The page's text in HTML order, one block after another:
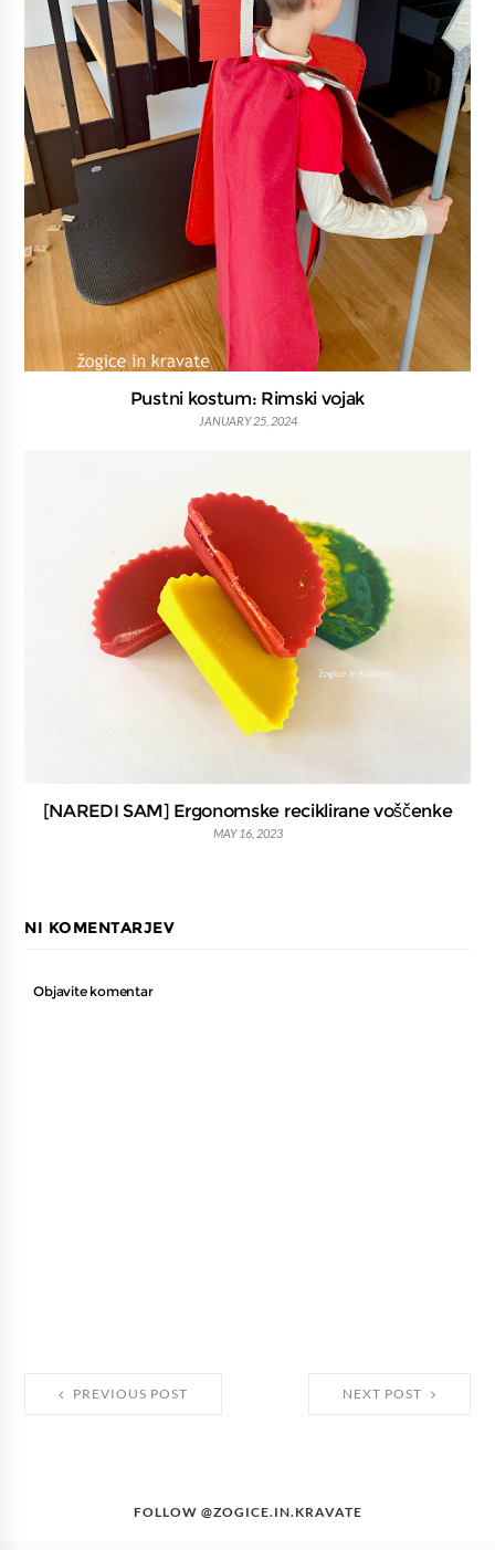
Pustni kostum: Rimski vojak
JANUARY 25, 2024
[NAREDI SAM] Ergonomske reciklirane voščenke
MAY 16, 2023
NI KOMENTARJEV
Objavite komentar
NEXT POST
PREVIOUS POST
FOLLOW @ZOGICE.IN.KRAVATE